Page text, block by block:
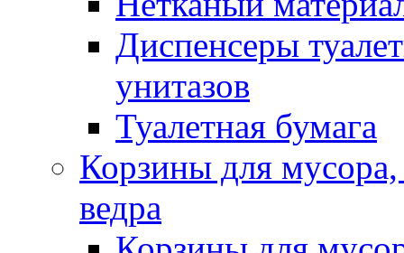
Диспенсеры
унитазов
Туалетная бумага
Корзины для
ведра